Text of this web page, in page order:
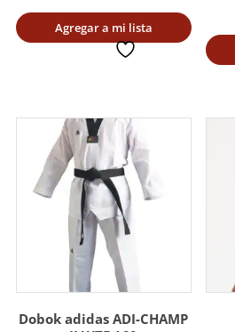
Agregar a mi lista
Dobok adidas ADI-CHAMP